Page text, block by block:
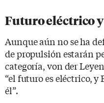
Futuro eléctrico
Aunque aún no se ha
de propulsión estarán
categoría, von der
“el futuro es eléctrico,
él”.